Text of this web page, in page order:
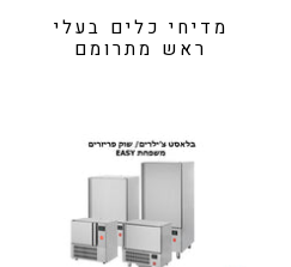
מדיחי כלים בעלי
ראש מתרומם